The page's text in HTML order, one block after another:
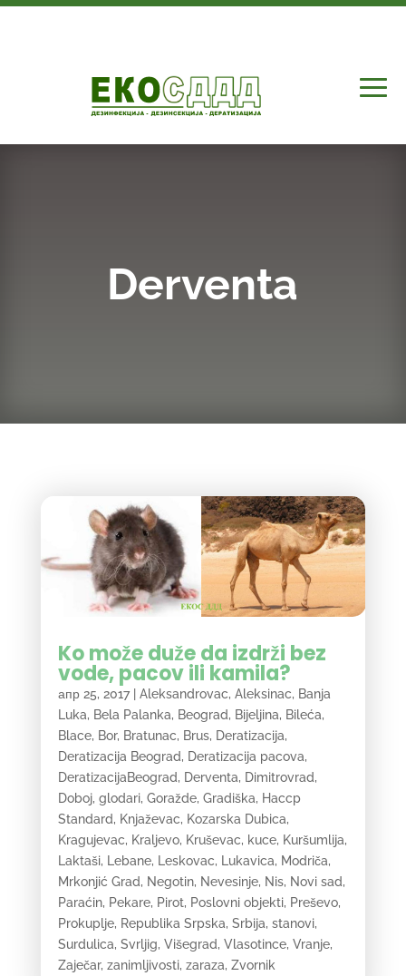
Derventa
Ko može duže da izdrži bez
vode, pacov ili kamila?
апр 25, 2017| Aleksandrovac, Aleksinac, Banja
Luka, Bela Palanka, Beograd, Bijeljina, Bileća,
Blace, Bor, Bratunac, Brus, Deratizacija,
Deratizacija Beograd, Deratizacija pacova,
DeratizacijaBeograd, Derventa, Dimitrovrad,
Doboj, glodari, Goražde, Gradiška, Haccp
Standard, Knjaževac, Kozarska Dubica,
Kragujevac, Kraljevo, Kruševac, kuce, Kuršumlija,
Laktaši, Lebane, Leskovac, Lukavica, Modriča,
Mrkonjić Grad, Negotin, Nevesinje, Nis, Novi sad,
Paraćin, Pekare, Pirot, Poslovni objekti, Preševo,
Prokuplje, Republika Srpska, Srbija, stanovi,
Surdulica, Svrljig, Višegrad, Vlasotince, Vranje,
Zaječar, zanimljivosti, zaraza, Zvornik